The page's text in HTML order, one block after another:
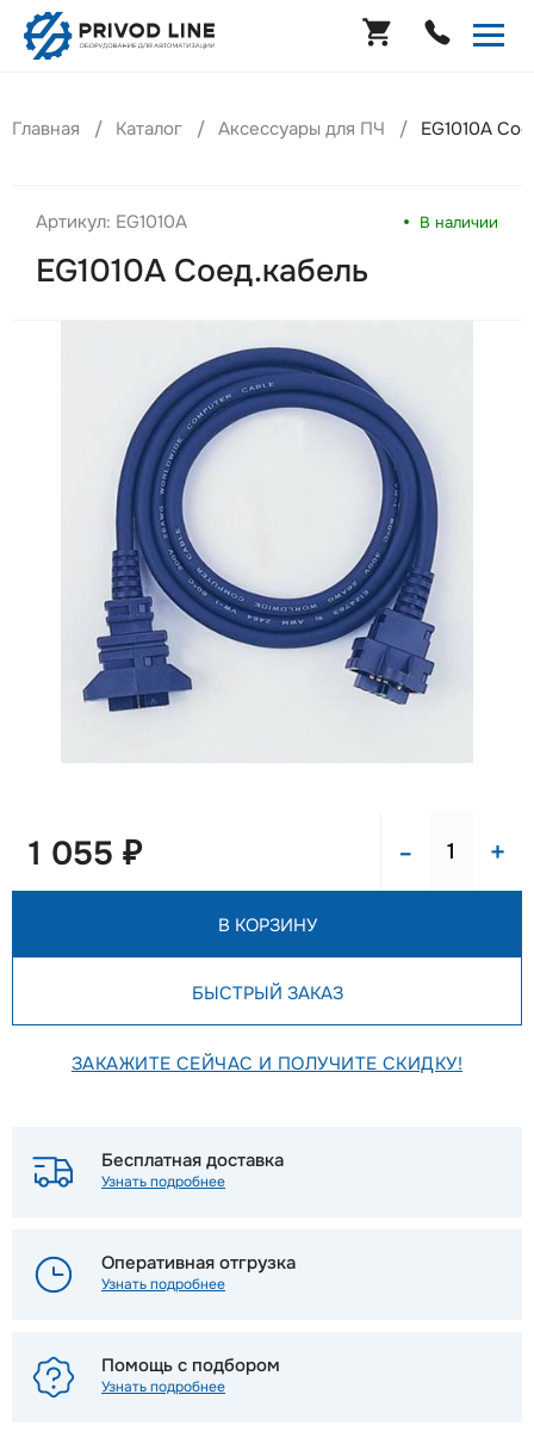
Главная Каталог Аксессуары для ПЧ EG1010A
Артикул: EG1010A В наличии
EG1010A Соед.кабель
1 055 ₽ - +
В КОРЗИНУ
БЫСТРЫЙ ЗАКАЗ
ЗАКАЖИТЕ СЕЙЧАС И ПОЛУЧИТЕ СКИДКУ!
Бесплатная доставка
Узнать подробнее
Оперативная отгрузка
Узнать подробнее
Помощь с подбором
Узнать подробнее